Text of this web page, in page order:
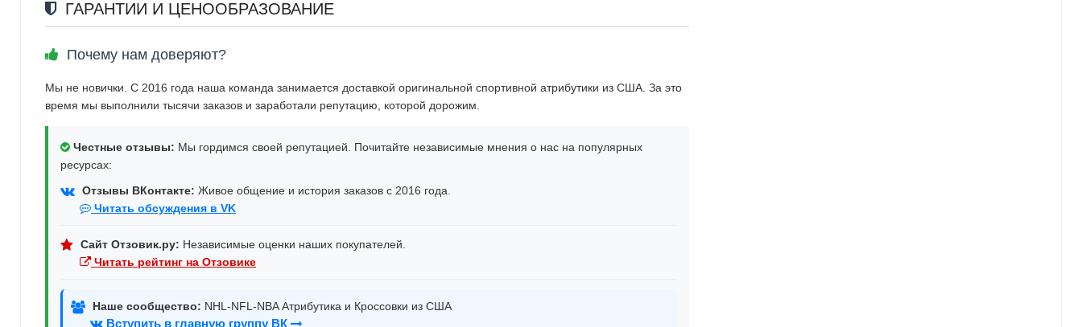
ГАРАНТИИ И ЦЕНООБРАЗОВАНИЕ
Почему нам доверяют?
Мы не новички. С 2016 года наша команда занимается доставкой оригинальной спортивной атрибутики из США. За это
время мы выполнили тысячи заказов и заработали репутацию, которой дорожим.
Честные отзывы: Мы гордимся своей репутацией. Почитайте независимые мнения о нас на популярных
ресурсах:
Отзывы ВКонтакте: Живое общение и история заказов с 2016 года.
Читать обсуждения в VK
Сайт Отзовик.ру: Независимые оценки наших покупателей.
Читать рейтинг на Отзовике
Наше сообщество: NHL-NFL-NBA Атрибутика и Кроссовки из США
Вступить в главную группу ВК